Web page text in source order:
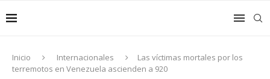
Inicio Internacionales
Las víctimas mortales por los
terremotos en Venezuela ascienden a 920